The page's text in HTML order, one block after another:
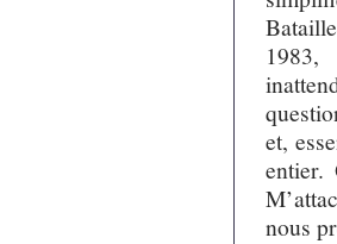
1983,
et,
entier.
nous